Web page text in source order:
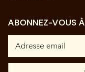
ABONNEZ-VOUS